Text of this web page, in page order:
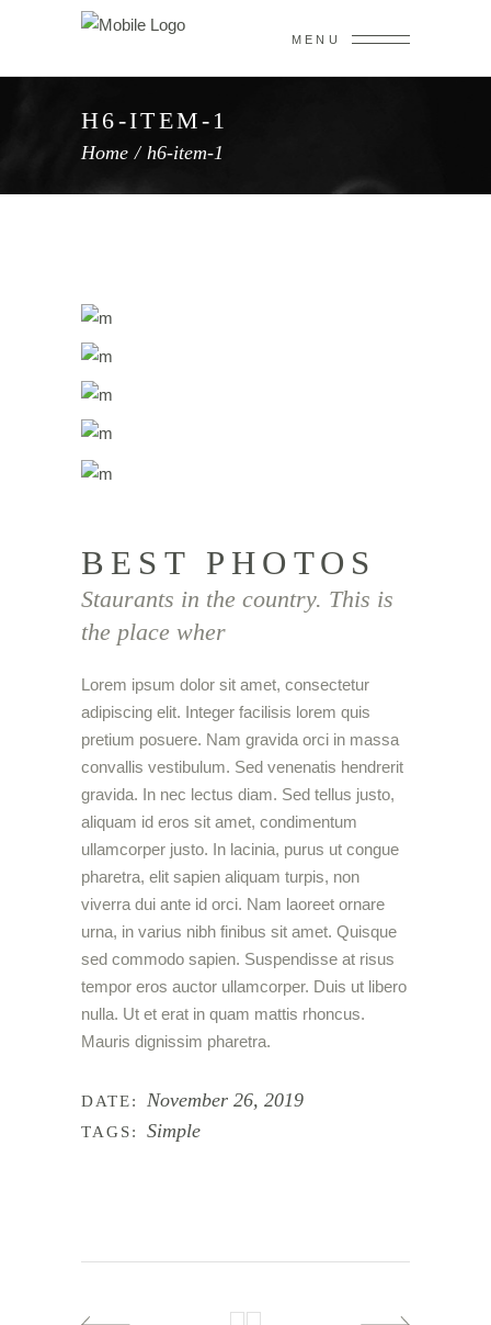
MENU
H6-ITEM-1
Home/h6-item-1
BEST PHOTOS
Staurants in the country. This is
the place wher
Lorem ipsum dolor sit amet, consectetur
adipiscing elit. Integer facilisis lorem quis
pretium posuere. Nam gravida orci in massa
convallis vestibulum. Sed venenatis hendrerit
gravida. In nec lectus diam. Sed tellus justo,
aliquam id eros sit amet, condimentum
ullamcorper justo. In lacinia, purus ut congue
pharetra, elit sapien aliquam turpis, non
viverra dui ante id orci. Nam laoreet ornare
urna, in varius nibh finibus sit amet. Quisque
sed commodo sapien. Suspendisse at risus
tempor eros auctor ullamcorper. Duis ut libero
nulla. Ut et erat in quam mattis rhoncus.
Mauris dignissim pharetra.
DATE: November 26, 2019
TAGS: Simple